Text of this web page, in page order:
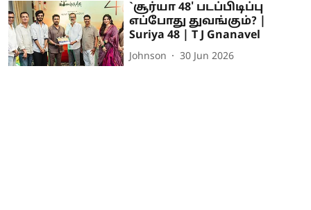
`சூர்யா 48' படப்பிடிப்பு
எப்போது துவங்கும்? |
Suriya 48 | T J Gnanavel
Johnson 30 Jun 2026